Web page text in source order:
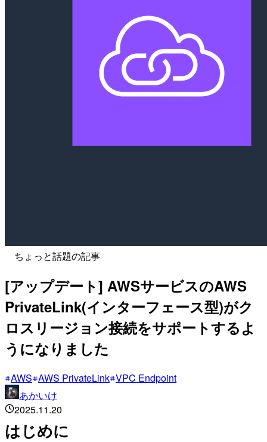
ちょっと話題の記事
[アップデート] AWSサービスのAWS
PrivateLink(インターフェース型)がク
ロスリージョン接続をサポートするよ
うになりました
AWS AWS PrivateLink VPC Endpoint
あかいけ
2025.11.20
はじめに